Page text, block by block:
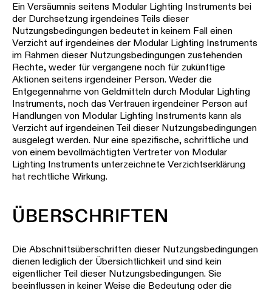
Ein Versäumnis seitens Modular Lighting Instruments bei
der Durchsetzung irgendeines Teils dieser
Nutzungsbedingungen bedeutet in keinem Fall einen
Verzicht auf irgendeines der Modular Lighting Instruments
im Rahmen dieser Nutzungsbedingungen zustehenden
Rechte, weder für vergangene noch für zukünftige
Aktionen seitens irgendeiner Person. Weder die
Entgegennahme von Geldmitteln durch Modular Lighting
Instruments, noch das Vertrauen irgendeiner Person auf
Handlungen von Modular Lighting Instruments kann als
Verzicht auf irgendeinen Teil dieser Nutzungsbedingungen
ausgelegt werden. Nur eine spezifische, schriftliche und
von einem bevollmächtigten Vertreter von Modular
Lighting Instruments unterzeichnete Verzichtserklärung
hat rechtliche Wirkung.
ÜBERSCHRIFTEN
Die Abschnittsüberschriften dieser Nutzungsbedingungen
dienen lediglich der Übersichtlichkeit und sind kein
eigentlicher Teil dieser Nutzungsbedingungen. Sie
beeinflussen in keiner Weise die Bedeutung oder die